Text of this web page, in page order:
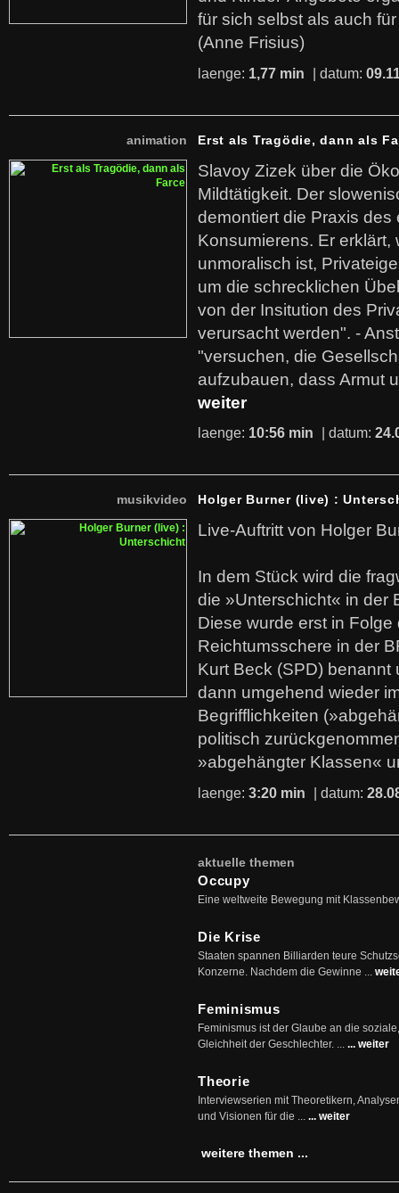
für sich selbst als auch
(Anne Frisius)
laenge: 1,77 min | datum:
animation Erst als Tragödie, dann als
Slavoy Zizek über die
Mildtätigkeit. Der
demontiert die Praxis des
Konsumierens. Er erklärt,
unmoralisch ist,
um die schrecklichen
von der Insitution des
verursacht werden". -
"versuchen, die
aufzubauen, dass Armut
weiter
laenge: 10:56 min | datum:
musikvideo Holger Burner (live) :
Live-Auftritt von Holger
In dem Stück wird die
die »Unterschicht« in der
Diese wurde erst in
Reichtumsschere in der
Kurt Beck (SPD)
dann umgehend wieder
Begrifflichkeiten
politisch
»abgehängter Klassen«
laenge: 3:20 min | datum:
aktuelle themen
Occupy
Eine weltweite Bewegung mit
Die Krise
Staaten spannen Billiarden teure
Konzerne. Nachdem die Gewinne ...
Feminismus
Feminismus ist der Glaube an die
Gleichheit der Geschlechter. ... ... weiter
Theorie
Interviewserien mit Theoretikern,
und Visionen für die ... ... weiter
weitere themen ...